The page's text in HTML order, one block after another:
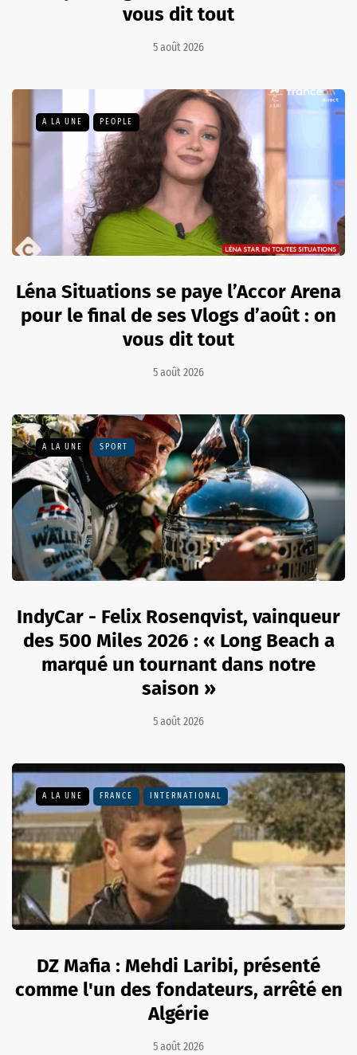
vous dit tout
5 août 2026
A LA UNE PEOPLE
Léna Situations se paye l’Accor Arena
pour le final de ses Vlogs d’août : on
vous dit tout
5 août 2026
A LA UNE SPORT
IndyCar - Felix Rosenqvist, vainqueur
des 500 Miles 2026 : « Long Beach a
marqué un tournant dans notre
saison »
5 août 2026
A LA UNE FRANCE INTERNATIONAL
DZ Mafia : Mehdi Laribi, présenté
comme l'un des fondateurs, arrêté en
Algérie
5 août 2026